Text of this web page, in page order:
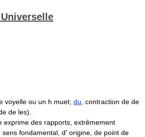
voyelle ou un h muet; du , contraction de de
de les).
exprime des rapports, extrêmement
fondamental, d' origine, de point de